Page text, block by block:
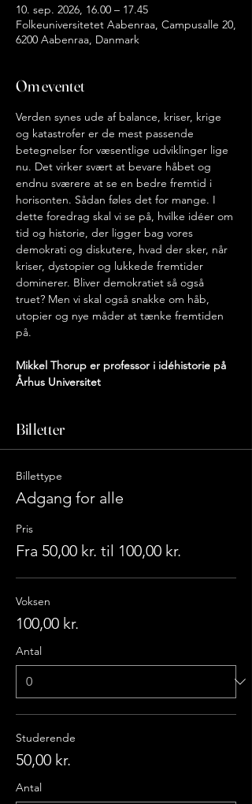
10. sep. 2026, 16.00 – 17.45
Folkeuniversitetet Aabenraa, Campusalle 20,
6200 Aabenraa, Danmark
Om eventet
Verden synes ude af balance, kriser, krige
og katastrofer er de mest passende
betegnelser for væsentlige udviklinger lige
nu. Det virker svært at bevare håbet og
endnu sværere at se en bedre fremtid i
horisonten. Sådan føles det for mange. I
dette foredrag skal vi se på, hvilke idéer om
tid og historie, der ligger bag vores
demokrati og diskutere, hvad der sker, når
kriser, dystopier og lukkede fremtider
dominerer. Bliver demokratiet så også
truet? Men vi skal også snakke om håb,
utopier og nye måder at tænke fremtiden
på.
Mikkel Thorup er professor i idéhistorie på
Århus Universitet
Billetter
Billettype
Adgang for alle
Pris
Fra 50,00 kr. til 100,00 kr.
Voksen
100,00 kr.
Antal
Studerende
50,00 kr.
Antal